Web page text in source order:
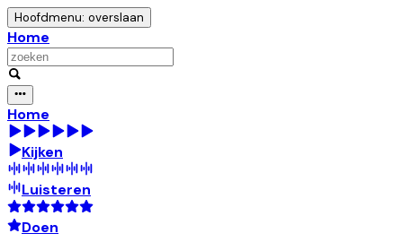
Hoofdmenu: overslaan
Home
Home
Kijken
Luisteren
Doen